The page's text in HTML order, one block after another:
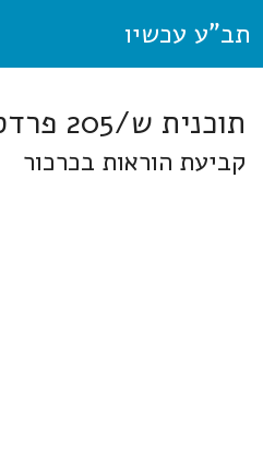
תב"ע עכשיו
תוכנית ש/205 פרדס חנה-כרכור
קביעת הוראות בכרכור